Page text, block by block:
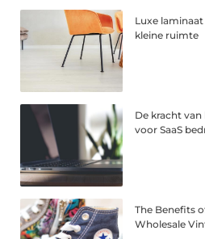
Luxe
kleine ruimte
De kracht
voor SaaS
The Benefits
Wholesale